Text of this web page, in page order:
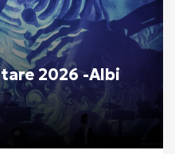
2026 -Albi